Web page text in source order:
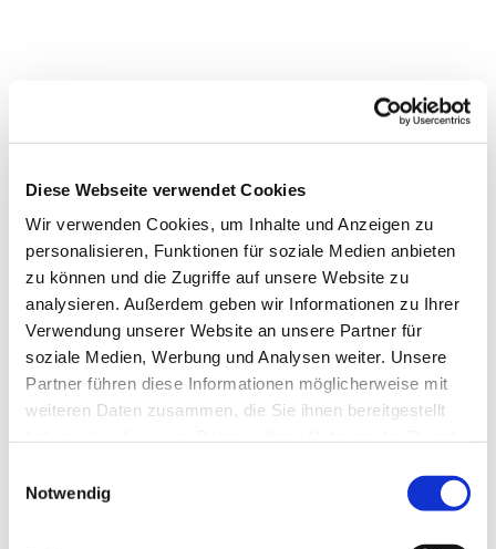
Diese Webseite verwendet Cookies
Wir verwenden Cookies, um Inhalte und Anzeigen zu
personalisieren, Funktionen für soziale Medien anbieten
zu können und die Zugriffe auf unsere Website zu
analysieren. Außerdem geben wir Informationen zu Ihrer
Verwendung unserer Website an unsere Partner für
soziale Medien, Werbung und Analysen weiter. Unsere
Partner führen diese Informationen möglicherweise mit
weiteren Daten zusammen, die Sie ihnen bereitgestellt
Notwendig
Dies könnte Sie auch
interessieren